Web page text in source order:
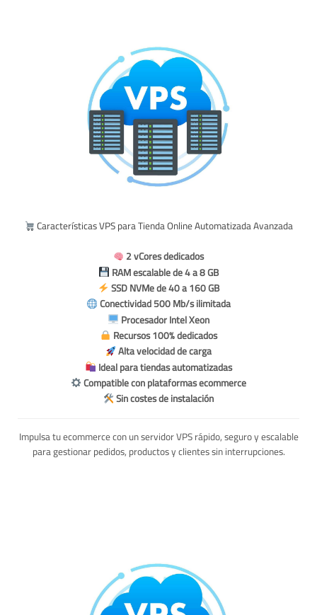
Características VPS para Tienda Online Automatizada Avanzada
2 vCores dedicados
RAM escalable de 4 a 8 GB
SSD NVMe de 40 a 160 GB
Conectividad 500 Mb/s ilimitada
Procesador Intel Xeon
Recursos 100% dedicados
Alta velocidad de carga
Ideal para tiendas automatizadas
Compatible con plataformas ecommerce
Sin costes de instalación
Impulsa tu ecommerce con un servidor VPS rápido, seguro y escalable
para gestionar pedidos, productos y clientes sin interrupciones.